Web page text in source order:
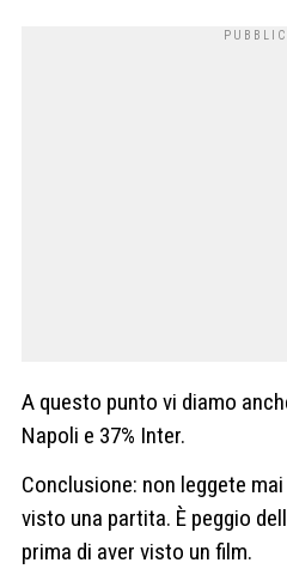
A questo punto vi diamo
Napoli e 37% Inter.
Conclusione: non leggete
visto una partita. È peggio
prima di aver visto un film.